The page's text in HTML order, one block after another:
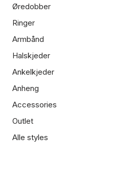
Øredobber
Ringer
Armbånd
Halskjeder
Ankelkjeder
Anheng
Accessories
Outlet
Alle styles